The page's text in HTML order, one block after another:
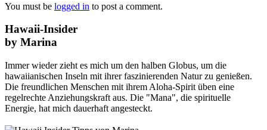
You must be logged in to post a comment.
Hawaii-Insider
by Marina
Immer wieder zieht es mich um den halben Globus, um die
hawaiianischen Inseln mit ihrer faszinierenden Natur zu genießen.
Die freundlichen Menschen mit ihrem Aloha-Spirit üben eine
regelrechte Anziehungskraft aus. Die "Mana", die spirituelle
Energie, hat mich dauerhaft angesteckt.